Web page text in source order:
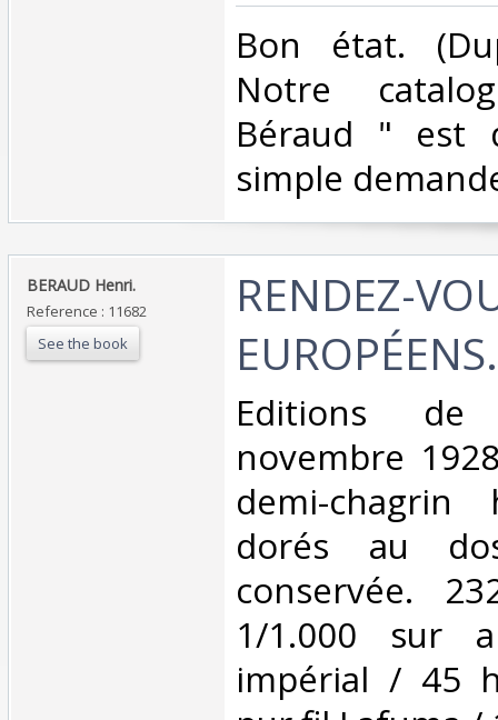
‎Bon état.
Notre
Béraud " est
simple
‎BERAUD Henri.‎
Reference : 11682
See the book
‎RENDEZ-
EUROPÉENS.‎
‎Editions
novembre
demi-chagrin
dorés au
conservée.
1/1.000 sur
impérial / 45